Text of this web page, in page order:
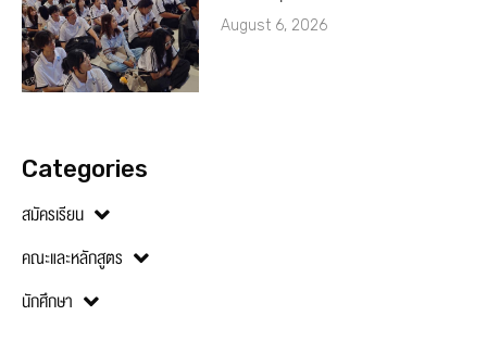
August 6, 2026
Categories
สมัครเรียน
คณะและหลักสูตร
นักศึกษา